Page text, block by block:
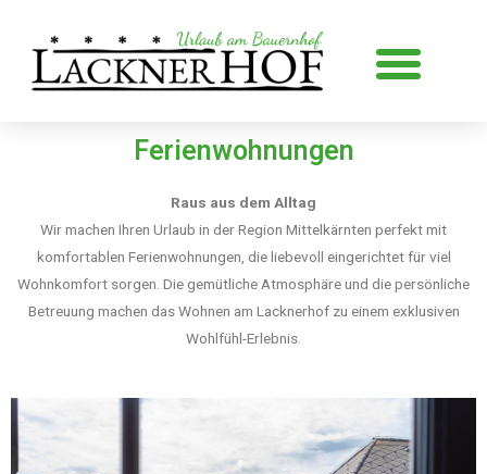
Ferienwohnungen
Raus aus dem Alltag
Wir machen Ihren Urlaub in der Region Mittelkärnten perfekt mit
komfortablen Ferienwohnungen, die liebevoll eingerichtet für viel
Wohnkomfort sorgen. Die gemütliche Atmosphäre und die persönliche
Betreuung machen das Wohnen am Lacknerhof zu einem exklusiven
Wohlfühl-Erlebnis.